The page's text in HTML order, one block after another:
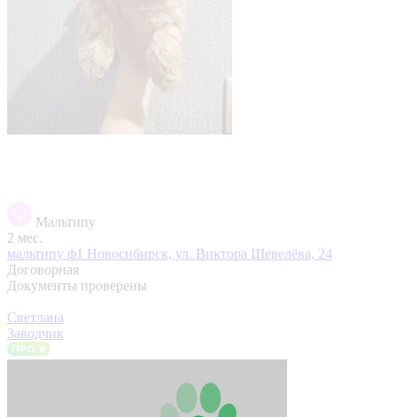
Мальтипу
2 мес.
мальтипу ф1 Новосибирск, ул. Виктора Шевелёва, 24
Договорная
Документы проверены
Светлана
Заводчик